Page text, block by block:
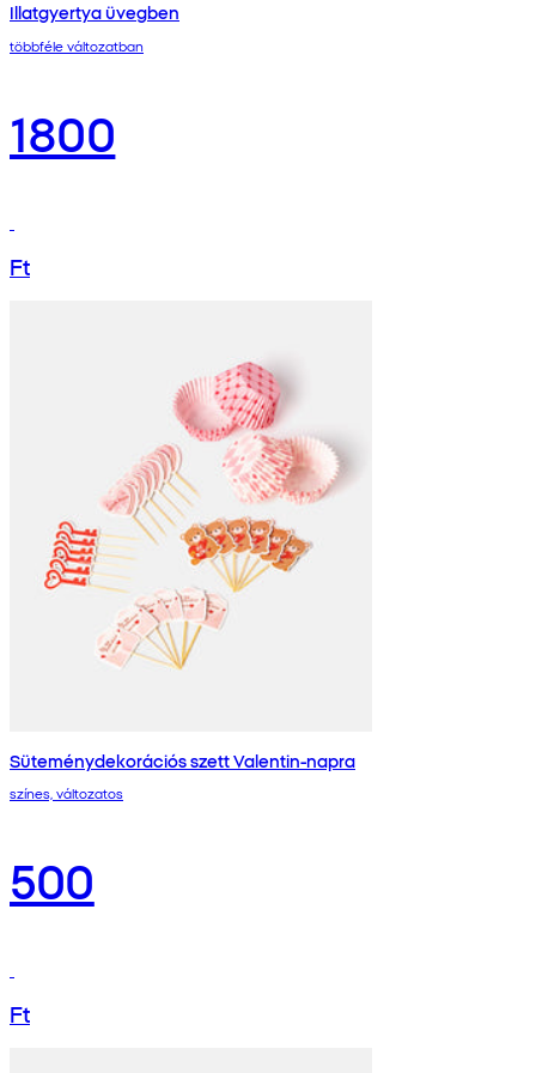
Illatgyertya üvegben
többféle változatban
1800
Ft
Süteménydekorációs szett Valentin-napra
színes, változatos
500
Ft